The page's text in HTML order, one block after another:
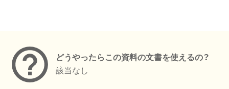
どうやったらこの資料の文書を使えるの？
該当なし